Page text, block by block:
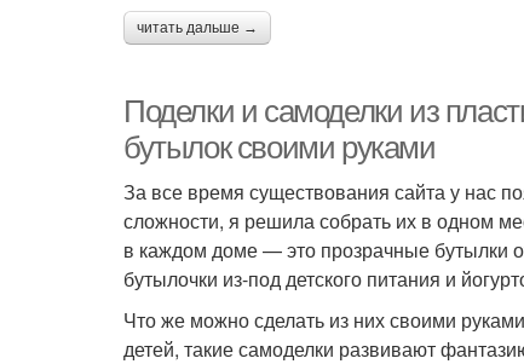
читать дальше →
Поделки и самоделки из
бутылок своими руками
За все время существования сайта у нас
сложности, я решила собрать их в одном
в каждом доме — это прозрачные бутылки
бутылочки из-под детского питания и
Что же можно сделать из них своими
детей, такие самоделки развивают